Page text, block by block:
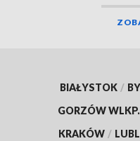
BIAŁYSTOK /
GORZÓW WLKP.
KRAKÓW /